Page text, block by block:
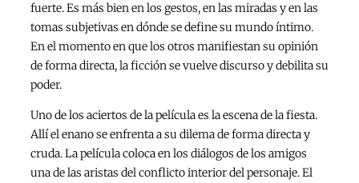
fuerte. Es más bien en los gestos, en las miradas y en las
tomas subjetivas en dónde se define su mundo íntimo.
En el momento en que los otros manifiestan su opinión
de forma directa, la ficción se vuelve discurso y debilita su
poder.
Uno de los aciertos de la película es la escena de la fiesta.
Allí el enano se enfrenta a su dilema de forma directa y
cruda. La película coloca en los diálogos de los amigos
una de las aristas del conflicto interior del personaje. El